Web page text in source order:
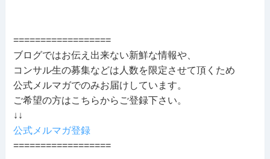
==================
ブログではお伝え出来ない新鮮な情報や、
コンサル生の募集などは人数を限定させて頂くため
公式メルマガでのみお届けしています。
ご希望の方はこちらからご登録下さい。
↓↓
公式メルマガ登録
==================